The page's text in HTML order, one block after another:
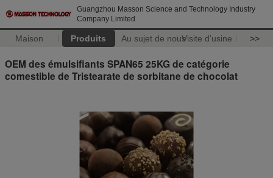
Guangzhou Masson Science and Technology Industry
Company Limited
Maison Produits Au sujet de nousVisite d'usine >>
OEM des émulsifiants SPAN65 25KG de catégorie
comestible de Tristearate de sorbitane de chocolat